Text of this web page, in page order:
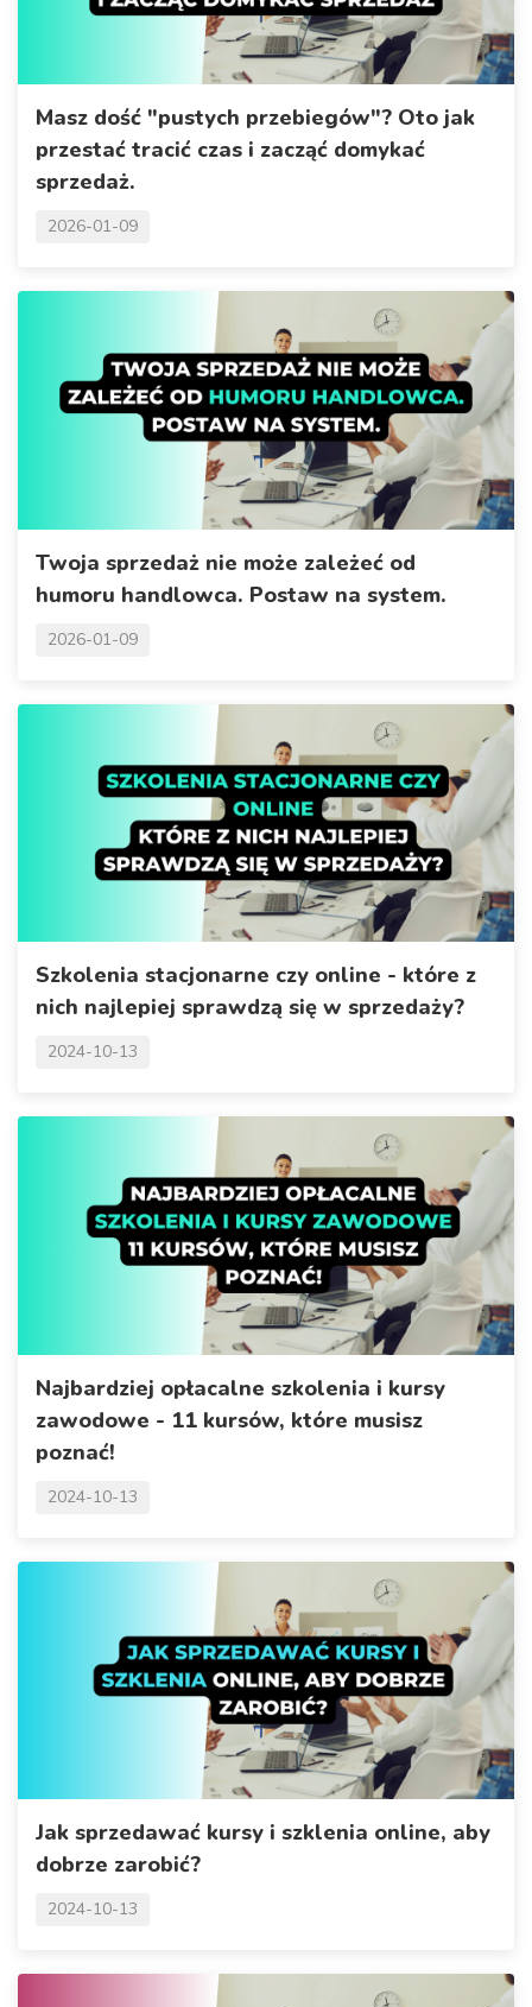
Masz dość "pustych przebiegów"? Oto jak
przestać tracić czas i zacząć domykać
sprzedaż.
2026-01-09
Twoja sprzedaż nie może zależeć od
humoru handlowca. Postaw na system.
2026-01-09
Szkolenia stacjonarne czy online - które z
nich najlepiej sprawdzą się w sprzedaży?
2024-10-13
Najbardziej opłacalne szkolenia i kursy
zawodowe - 11 kursów, które musisz
poznać!
2024-10-13
Jak sprzedawać kursy i szklenia online, aby
dobrze zarobić?
2024-10-13